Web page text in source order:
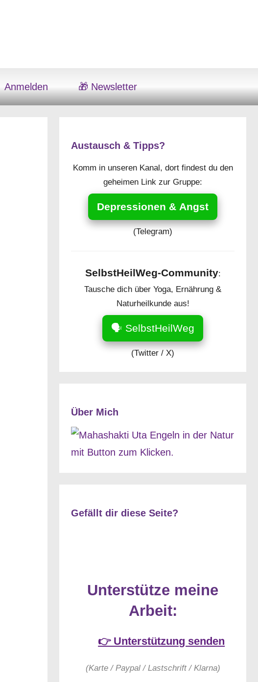
Anmelden 🎁 Newsletter
Austausch & Tipps?
Komm in unseren Kanal, dort findest du den
geheimen Link zur Gruppe:
Depressionen & Angst
(Telegram)
SelbstHeilWeg-Community:
Tausche dich über Yoga, Ernährung &
Naturheilkunde aus!
🗣️ SelbstHeilWeg
(Twitter / X)
Über Mich
Gefällt dir diese Seite?
Unterstütze meine
Arbeit:
👉 Unterstützung senden
(Karte / Paypal / Lastschrift / Klarna)